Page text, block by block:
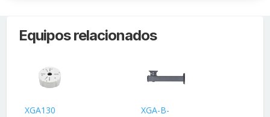
Auriculares
Equipos relacionados
XGA130
XGA-B-